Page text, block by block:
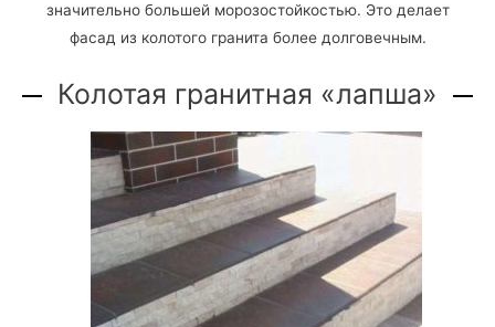
значительно большей морозостойкостью. Это делает
фасад из колотого гранита более долговечным.
Колотая гранитная «лапша»